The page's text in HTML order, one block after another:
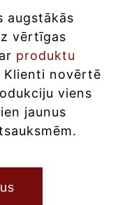
augstākās
vērtīgas
produktu
Klienti novērtē
viens
jaunus